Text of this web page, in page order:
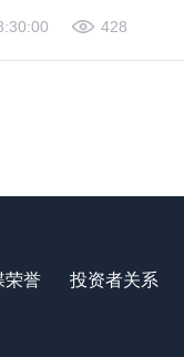
级注入强劲动能。
428
荣誉 投资者关系